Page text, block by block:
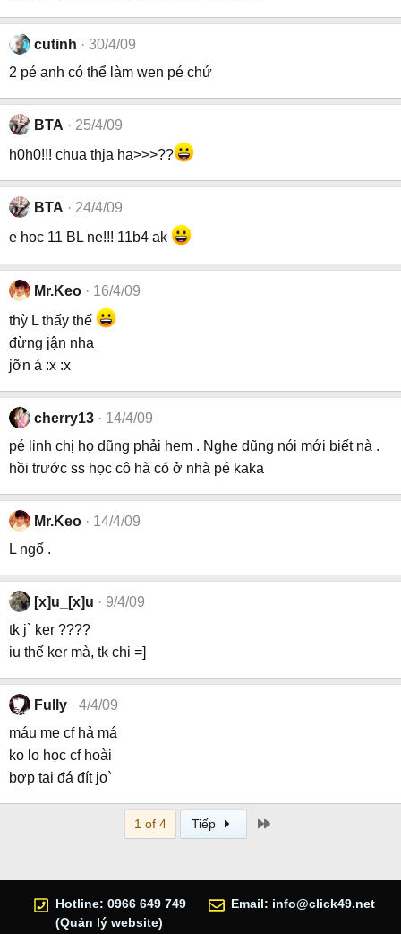
cutinh
30/4/09
2 pé anh có thể làm wen pé chứ
BTA
25/4/09
h0h0!!! chua thja ha>>>??
BTA
24/4/09
e hoc 11 BL ne!!! 11b4 ak
Mr.Keo
16/4/09
thỳ L thấy thế
đừng jận nha
jỡn á :x :x
cherry13
14/4/09
pé linh chị họ dũng phải hem . Nghe dũng nói mới biết nà .
hồi trước ss học cô hà có ở nhà pé kaka
Mr.Keo
14/4/09
L ngố .
[x]u_[x]u
9/4/09
tk j` ker ????
iu thế ker mà, tk chi =]
Fully
4/4/09
máu me cf hả má
ko lo học cf hoài
bợp tai đá đít jo`
1 of 4 Tiếp
Hotline: 0966 649 749
(Quản lý website)
Email: info@click49.net